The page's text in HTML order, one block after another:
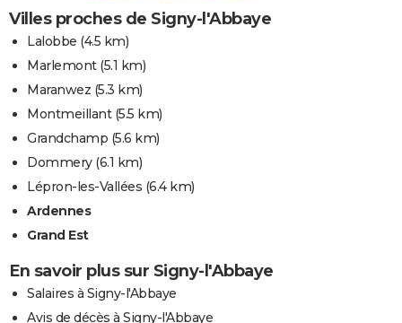
Villes proches de Signy-l'Abbaye
Lalobbe (4.5 km)
Marlemont(5.1 km)
Maranwez (5.3 km)
Montmeillant(5.5 km)
Grandchamp (5.6 km)
Dommery(6.1 km)
Lépron-les-Vallées (6.4 km)
Ardennes
Grand Est
En savoir plus sur Signy-l'Abbaye
Salaires à Signy-l'Abbaye
Avis de décès à Signy-l'Abbaye